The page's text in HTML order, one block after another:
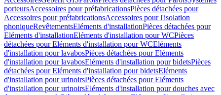
porteursAccessoires pour préfabricationsPièces détachées pour
Accessoires pour préfabricationsAccessoires pour l'isolation
phoniqueRevêtementsEléments d'installationPièces détachées pour
Eléments d'installationEléments d'installation pour WCPièces
détachées pour Eléments d'installation pour WCEléments
d'installation pour lavabosPièces détachées pour Eléments
d'installation pour lavabosEléments d'installation pour bidetsPièces
détachées pour Eléments d'installation pour bidetsEléments
d'installation pour urinoirsPièces détachées pour Eléments
d'installation pour urinoirsEléments d'installation pour douches avec